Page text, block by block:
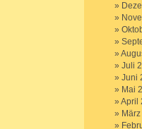
Juli
Juni
Mai
April